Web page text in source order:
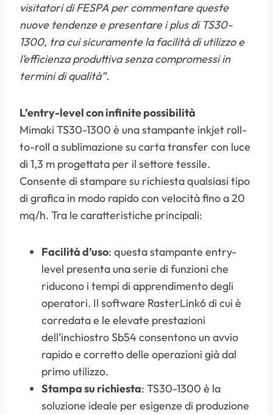
visitatori di FESPA per commentare queste
nuove tendenze e presentare i plus di TS30-
1300, tra cui sicuramente la facilità di utilizzo e
l’efficienza produttiva senza compromessi in
termini di qualità”.
L’entry-level con infinite possibilità
Mimaki TS30-1300 è una stampante inkjet roll-
to-roll a sublimazione su carta transfer con luce
di 1,3 m progettata per il settore tessile.
Consente di stampare su richiesta qualsiasi tipo
di grafica in modo rapido con velocità fino a 20
mq/h. Tra le caratteristiche principali:
Facilità d’uso: questa stampante entry-
level presenta una serie di funzioni che
riducono i tempi di apprendimento degli
operatori. Il software RasterLink6 di cui è
corredata e le elevate prestazioni
dell’inchiostro Sb54 consentono un avvio
rapido e corretto delle operazioni già dal
primo utilizzo.
Stampa su richiesta: TS30-1300 è la
soluzione ideale per esigenze di produzione